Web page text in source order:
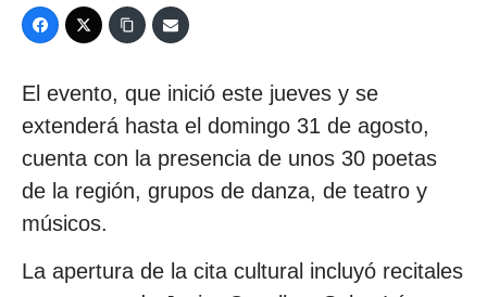
El evento, que inició este jueves y se
extenderá hasta el domingo 31 de agosto,
cuenta con la presencia de unos 30 poetas
de la región, grupos de danza, de teatro y
músicos.
La apertura de la cita cultural incluyó recitales